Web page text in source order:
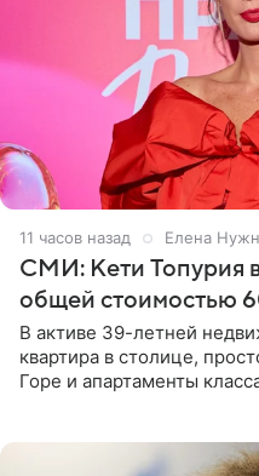
11 часов назад Елена
СМИ: Кети Топурия
общей стоимостью
В активе 39-летней
квартира в столице,
Горе и апартаменты